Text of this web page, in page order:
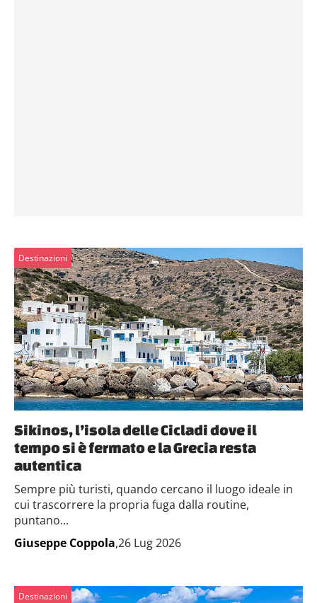
Destinazioni
Sikinos, l’isola delle Cicladi dove il
tempo si è fermato e la Grecia resta
autentica
Sempre più turisti, quando cercano il luogo ideale in
cui trascorrere la propria fuga dalla routine,
puntano...
Giuseppe Coppola,26 Lug 2026
Destinazioni